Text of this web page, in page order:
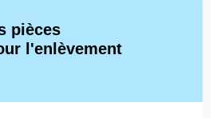
pièces
l'enlèvement